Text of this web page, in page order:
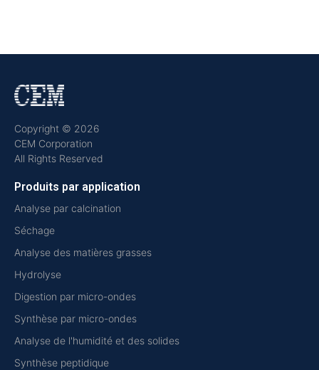
Copyright © 2026
CEM Corporation
All Rights Reserved
Produits par application
Analyse par calcination
Séchage
Analyse des matières grasses
Hydrolyse
Digestion par micro-ondes
Synthèse par micro-ondes
Analyse de l'humidité et des solides
Synthèse peptidique